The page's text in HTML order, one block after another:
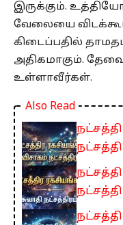
இருக்கும்.
வேலையை
கிடைப்பதில்
அதிகமாகும்.
உள்ளாவீர்கள்.
Also Read